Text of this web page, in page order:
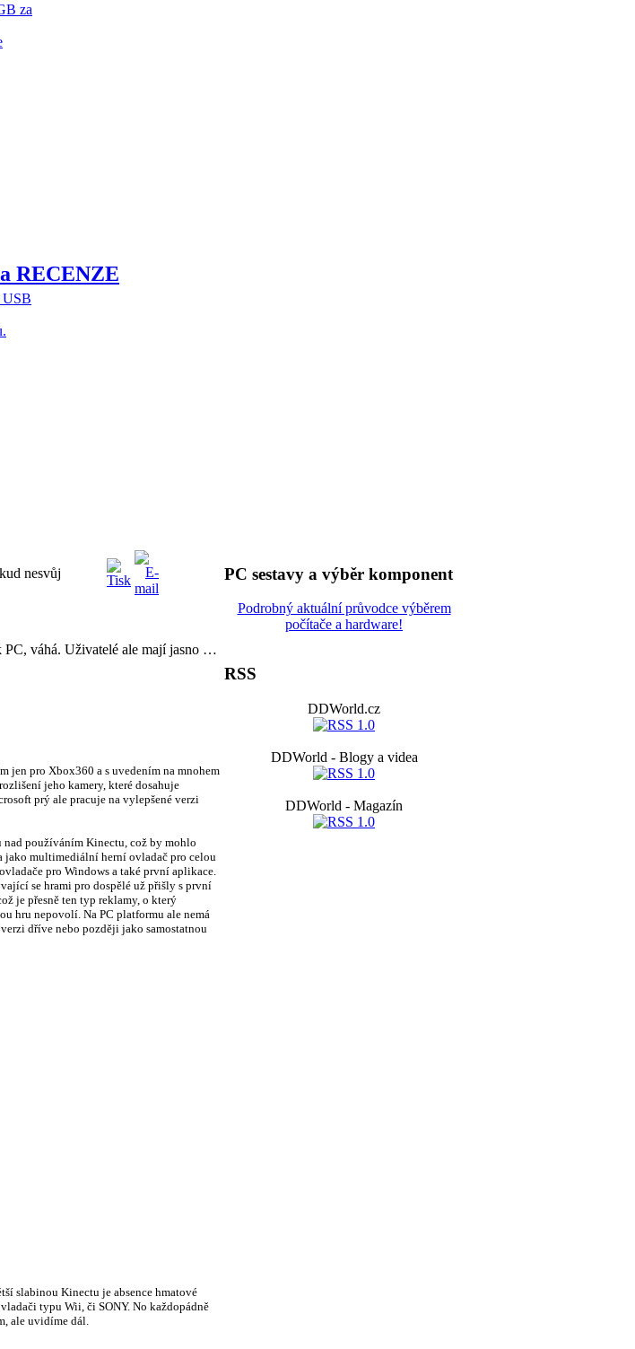
za
RECENZE
USB
nesvůj
váhá. Uživatelé ale mají jasno …
jen pro Xbox360 a s uvedením na mnohem
jeho kamery, které dosahuje
prý ale pracuje na vylepšené verzi
používáním Kinectu, což by mohlo
jako multimediální herní ovladač pro celou
pro Windows a také první aplikace.
se hrami pro dospělé už přišly s první
je přesně ten typ reklamy, o který
hru nepovolí. Na PC platformu ale nemá
dříve nebo později jako samostatnou
slabinou Kinectu je absence hmatové
typu Wii, či SONY. No každopádně
ale uvidíme dál.
PC sestavy a výběr komponent
Podrobný aktuální průvodce výběrem
počítače a hardware!
RSS
DDWorld.cz
DDWorld - Blogy a videa
DDWorld - Magazín